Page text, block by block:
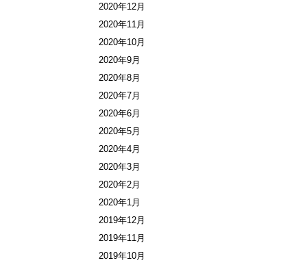
2020年12月
2020年11月
2020年10月
2020年9月
2020年8月
2020年7月
2020年6月
2020年5月
2020年4月
2020年3月
2020年2月
2020年1月
2019年12月
2019年11月
2019年10月